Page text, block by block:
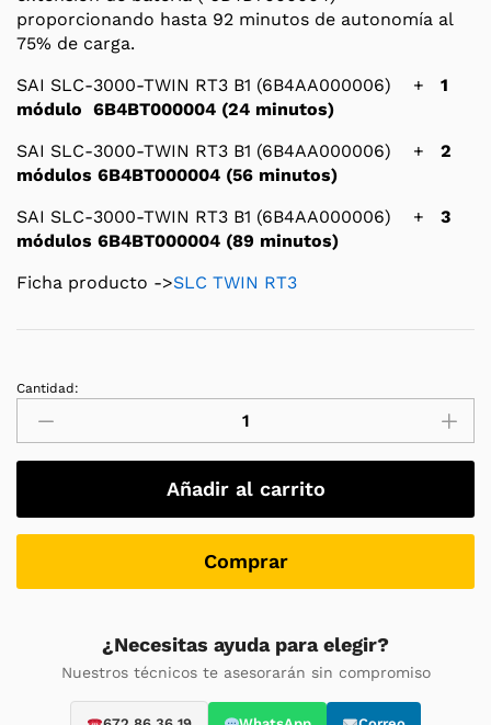
proporcionando hasta 92 minutos de autonomía al
75% de carga.
SAI SLC-3000-TWIN RT3 B1 (6B4AA000006) +
1
módulo 6B4BT000004 (24 minutos)
SAI SLC-3000-TWIN RT3 B1 (6B4AA000006) + 2
módulos 6B4BT000004 (56 minutos)
SAI SLC-3000-TWIN RT3 B1 (6B4AA000006) + 3
módulos 6B4BT000004 (89 minutos)
Ficha producto ->SLC TWIN RT3
SAI/UPS
Salicru
SLC
RT3
–
Cantidad:
Añadir al carrito
Comprar
¿Necesitas ayuda para elegir?
Nuestros técnicos te asesorarán sin compromiso